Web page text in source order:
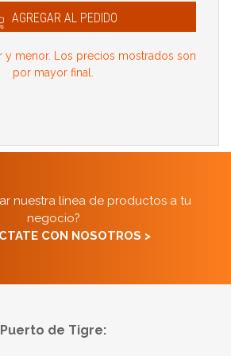
AGREGAR AL PEDIDO
y menor. Los precios mostrados son
por mayor final.
nuestra línea de productos a tu
negocio?
CON NOSOTROS >
Puerto de Tigre: